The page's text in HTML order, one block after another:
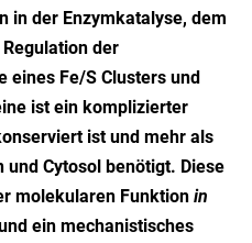
in der Enzymkatalyse, dem
der
eines Fe/S Clusters und
ist ein komplizierter
ist und mehr als
Cytosol benötigt. Diese
molekularen Funktion in
ein mechanistisches